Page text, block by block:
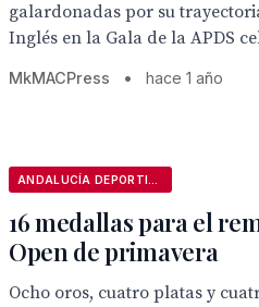
galardonadas por su
Inglés en la Gala de la APDS
MkMACPress • hace 1 año
16 medallas para el
Open de primavera
Ocho oros, cuatro platas y